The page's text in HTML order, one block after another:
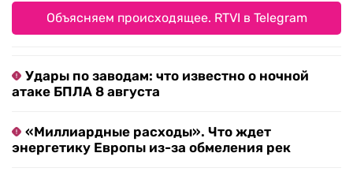
Объясняем происходящее. RTVI в Telegram
Удары по заводам: что известно о ночной
атаке БПЛА 8 августа
«Миллиардные расходы». Что ждет
энергетику Европы из-за обмеления рек